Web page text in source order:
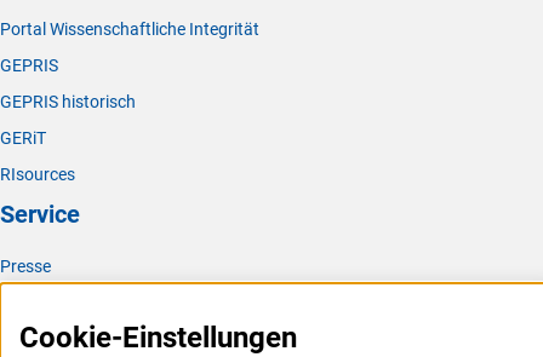
Portal Wissenschaftliche Integrität
GEPRIS
GEPRIS historisch
GERiT
RIsources
Service
Presse
Karriere
Cookie-Einstellungen